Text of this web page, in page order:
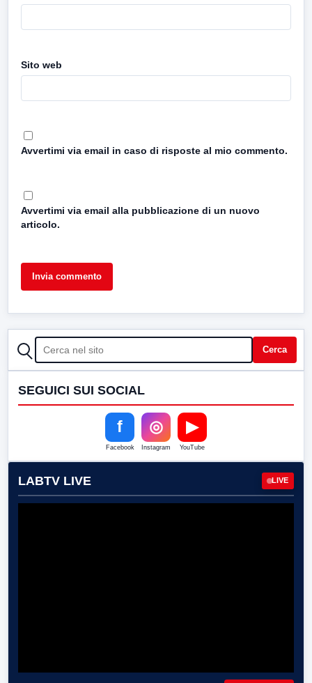
Sito web
Avvertimi via email in caso di risposte al mio commento.
Avvertimi via email alla pubblicazione di un nuovo
articolo.
CERCA Cerca
SEGUICI SUI SOCIAL
f
Facebook
◎
Instagram
▶
YouTube
LABTV LIVE LIVE